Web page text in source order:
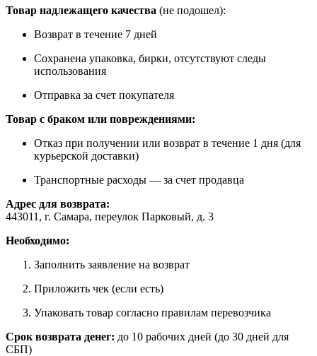
Товар надлежащего качества (не подошел):
Возврат в течение 7 дней
Сохранена упаковка, бирки, отсутствуют следы
использования
Отправка за счет покупателя
Товар с браком или повреждениями:
Отказ при получении или возврат в течение 1 дня (для
курьерской доставки)
Транспортные расходы — за счет продавца
Адрес для возврата:
443011, г. Самара, переулок Парковый, д. 3
Необходимо:
Заполнить заявление на возврат
Приложить чек (если есть)
Упаковать товар согласно правилам перевозчика
Срок возврата денег: до 10 рабочих дней (до 30 дней для
СБП)